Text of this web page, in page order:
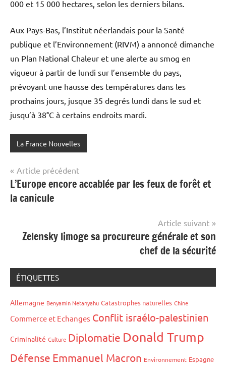
000 et 15 000 hectares, selon les derniers bilans.
Aux Pays-Bas, l’Institut néerlandais pour la Santé
publique et l’Environnement (RIVM) a annoncé dimanche
un Plan National Chaleur et une alerte au smog en
vigueur à partir de lundi sur l’ensemble du pays,
prévoyant une hausse des températures dans les
prochains jours, jusque 35 degrés lundi dans le sud et
jusqu’à 38°C à certains endroits mardi.
La France Nouvelles
Navigation
de
l’article
Article précédent
L’Europe encore accablée par les feux de forêt et
la canicule
Article suivant
Zelensky limoge sa procureure générale et son
chef de la sécurité
ÉTIQUETTES
Allemagne Benyamin Netanyahu Catastrophes naturelles Chine
Commerce et Echanges Conflit israélo-palestinien
Criminalité Culture Diplomatie Donald Trump
Défense Emmanuel Macron Environnement Espagne